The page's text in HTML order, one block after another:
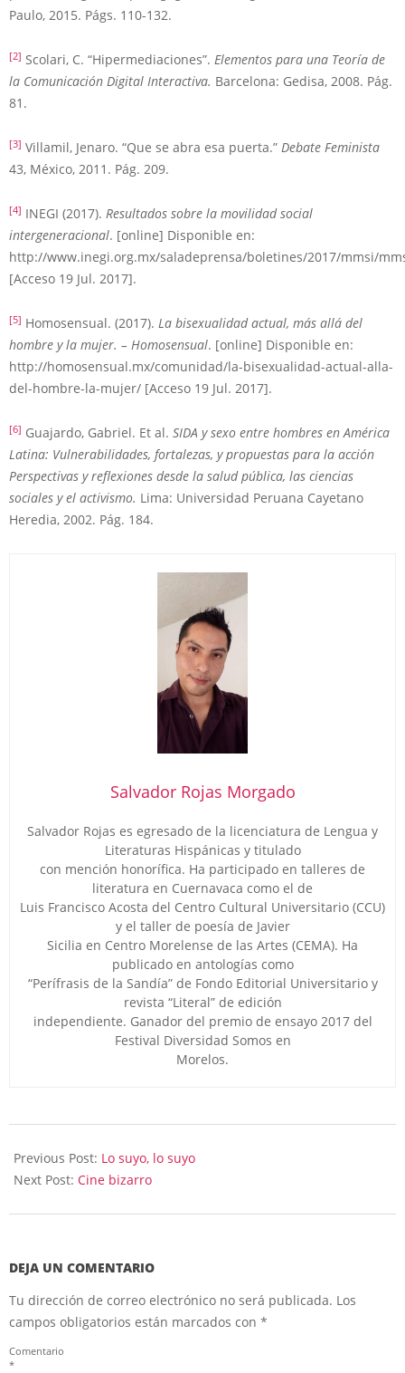
Paulo, 2015. Págs. 110-132.
[2] Scolari, C. “Hipermediaciones”. Elementos para una Teoría de
la Comunicación Digital Interactiva. Barcelona: Gedisa, 2008. Pág.
81.
[3] Villamil, Jenaro. “Que se abra esa puerta.” Debate Feminista
43, México, 2011. Pág. 209.
[4] INEGI (2017). Resultados sobre la movilidad social
intergeneracional. [online] Disponible en:
http://www.inegi.org.mx/saladeprensa/boletines/2017/mmsi/
[Acceso 19 Jul. 2017].
[5] Homosensual. (2017). La bisexualidad actual, más allá del
hombre y la mujer. – Homosensual. [online] Disponible en:
http://homosensual.mx/comunidad/la-bisexualidad-actual-alla-
del-hombre-la-mujer/ [Acceso 19 Jul. 2017].
[6] Guajardo, Gabriel. Et al. SIDA y sexo entre hombres en América
Latina: Vulnerabilidades, fortalezas, y propuestas para la acción
Perspectivas y reflexiones desde la salud pública, las ciencias
sociales y el activismo. Lima: Universidad Peruana Cayetano
Heredia, 2002. Pág. 184.
Salvador Rojas Morgado
Salvador Rojas es egresado de la licenciatura de Lengua y
Literaturas Hispánicas y titulado
con mención honorífica. Ha participado en talleres de
literatura en Cuernavaca como el de
Luis Francisco Acosta del Centro Cultural Universitario (CCU)
y el taller de poesía de Javier
Sicilia en Centro Morelense de las Artes (CEMA). Ha
publicado en antologías como
“Perífrasis de la Sandía” de Fondo Editorial Universitario y
revista “Literal” de edición
independiente. Ganador del premio de ensayo 2017 del
Festival Diversidad Somos en
Morelos.
02-
11
Previous Post: Lo suyo, lo suyo
Next Post: Cine bizarro
DEJA UN COMENTARIO
Tu dirección de correo electrónico no será publicada. Los
campos obligatorios están marcados con *
Comentario
*